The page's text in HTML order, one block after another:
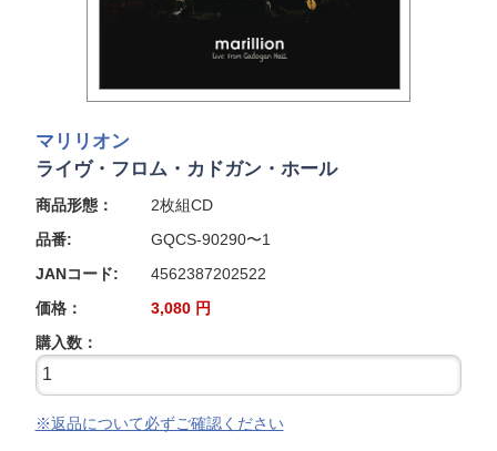
マリリオン
ライヴ・フロム・カドガン・ホール
商品形態：
2枚組CD
品番:
GQCS-90290〜1
JANコード:
4562387202522
価格：
3,080 円
購入数：
※返品について必ずご確認ください